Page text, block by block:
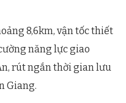
8,6km, vận tốc thiết
năng lực giao
rút ngắn thời gian lưu
Giang.